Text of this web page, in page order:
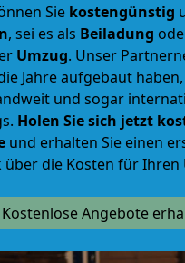
Sie kostengünstig
, sei es als Beiladung
Umzug. Unser
Jahre aufgebaut
und sogar
Holen Sie sich jetzt
und erhalten Sie einen
über die Kosten für Ihren
Kostenlose Angebote